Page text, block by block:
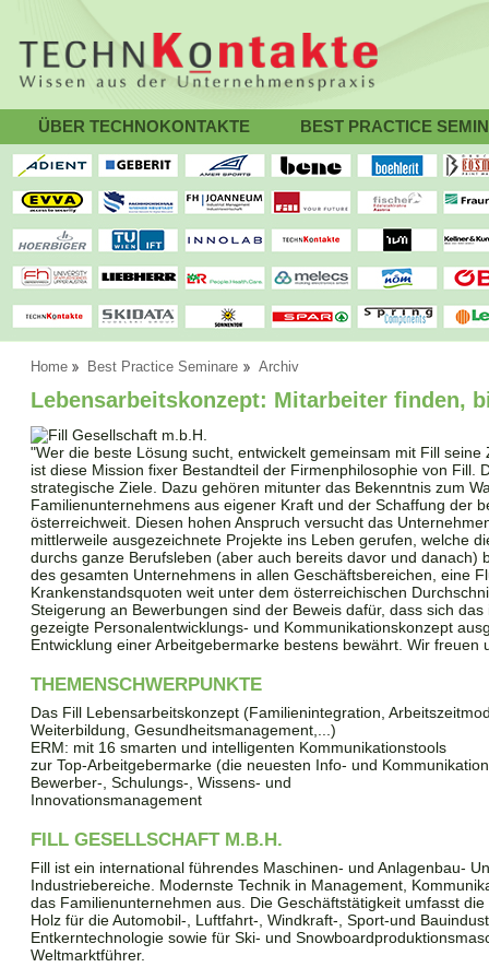
ÜBER TECHNOKONTAKTE BEST PRACTICE
Home Best Practice Seminare Archiv
Lebensarbeitskonzept: Mitarbeiter finden,
"Wer die beste Lösung sucht, entwickelt gemeinsam mit Fill
ist diese Mission fixer Bestandteil der Firmenphilosophie von Fill.
strategische Ziele. Dazu gehören mitunter das Bekenntnis zum
Familienunternehmens aus eigener Kraft und der Schaffung der
österreichweit. Diesen hohen Anspruch versucht das
mittlerweile ausgezeichnete Projekte ins Leben gerufen, welche
durchs ganze Berufsleben (aber auch bereits davor und danach)
des gesamten Unternehmens in allen Geschäftsbereichen, eine
Krankenstandsquoten weit unter dem österreichischen
Steigerung an Bewerbungen sind der Beweis dafür, dass sich
gezeigte Personalentwicklungs- und Kommunikationskonzept
Entwicklung einer Arbeitgebermarke bestens bewährt. Wir freuen
THEMENSCHWERPUNKTE
Das Fill Lebensarbeitskonzept (Familienintegration,
Weiterbildung, Gesundheitsmanagement,...)
ERM: mit 16 smarten und intelligenten Kommunikationstools
zur Top-Arbeitgebermarke (die neuesten Info- und
Bewerber-, Schulungs-, Wissens- und
Innovationsmanagement
FILL GESELLSCHAFT M.B.H.
Fill ist ein international führendes Maschinen- und Anlagenbau-
Industriebereiche. Modernste Technik in Management,
das Familienunternehmen aus. Die Geschäftstätigkeit umfasst
Holz für die Automobil-, Luftfahrt-, Windkraft-, Sport-und
Entkerntechnologie sowie für Ski- und
Weltmarktführer.